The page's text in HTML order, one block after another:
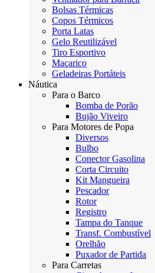
Bolsas Térmicas
Copos Térmicos
Porta Latas
Gelo Reutilizável
Tiro Esportivo
Maçarico
Geladeiras Portáteis
Náutica
Para o Barco
Bomba de Porão
Bujão Viveiro
Para Motores de Popa
Diversos
Bulbo
Conector Gasolina
Corta Circuito
Kit Mangueira
Pescador
Rotor
Registro
Tampa do Tanque
Transf. Combustível
Orelhão
Puxador de Partida
Para Carretas